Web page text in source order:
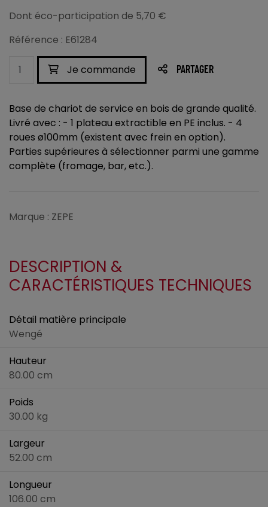
Dont éco-participation de 5,70 €
Référence : E61284
Je commande PARTAGER
Base de chariot de service en bois de grande qualité.
Livré avec : - 1 plateau extractible en PE inclus. - 4
roues ø100mm (existent avec frein en option).
Parties supérieures à sélectionner parmi une gamme
complète (fromage, bar, etc.).
Marque : ZEPE
DESCRIPTION &
CARACTÉRISTIQUES TECHNIQUES
Détail matière principale
Wengé
Hauteur
80.00 cm
Poids
30.00 kg
Largeur
52.00 cm
Longueur
106.00 cm